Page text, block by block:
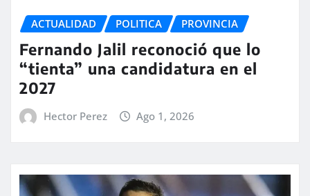
ACTUALIDAD POLITICA PROVINCIA
Fernando Jalil reconoció que lo
“tienta” una candidatura en el
2027
Hector Perez Ago 1, 2026